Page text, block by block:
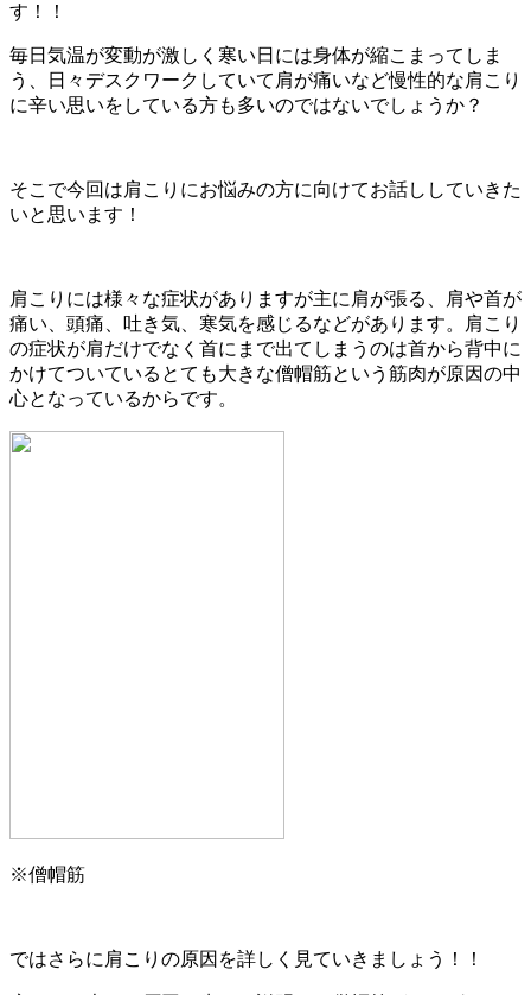
す！！
毎日気温が変動が激しく寒い日には身体が縮こまってしま
う、日々デスクワークしていて肩が痛いなど慢性的な肩こり
に辛い思いをしている方も多いのではないでしょうか？
そこで今回は肩こりにお悩みの方に向けてお話ししていきた
いと思います！
肩こりには様々な症状がありますが主に肩が張る、肩や首が
痛い、頭痛、吐き気、寒気を感じるなどがあります。肩こり
の症状が肩だけでなく首にまで出てしまうのは首から背中に
かけてついているとても大きな僧帽筋という筋肉が原因の中
心となっているからです。
※僧帽筋
ではさらに肩こりの原因を詳しく見ていきましょう！！